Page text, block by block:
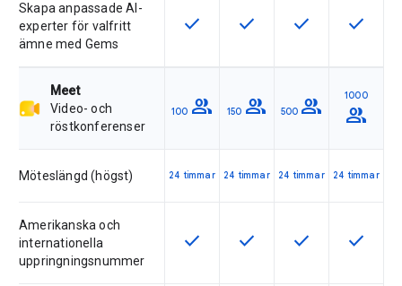
Skapa anpassade AI-
experter för valfritt
ämne med Gems
Den här funktionen är tillgänglig för
check Den här funktionen är
check Den här
check Den här
check
Meet
Video- och
röstkonferenser
100 group 150 group 500 group 1000
group
Möteslängd (högst) 24 timmar 24 timmar 24 timmar 24 timmar
Amerikanska och
internationella
uppringningsnummer
Den här funktionen är tillgänglig för
check Den här funktionen är
check Den här
check Den här
check